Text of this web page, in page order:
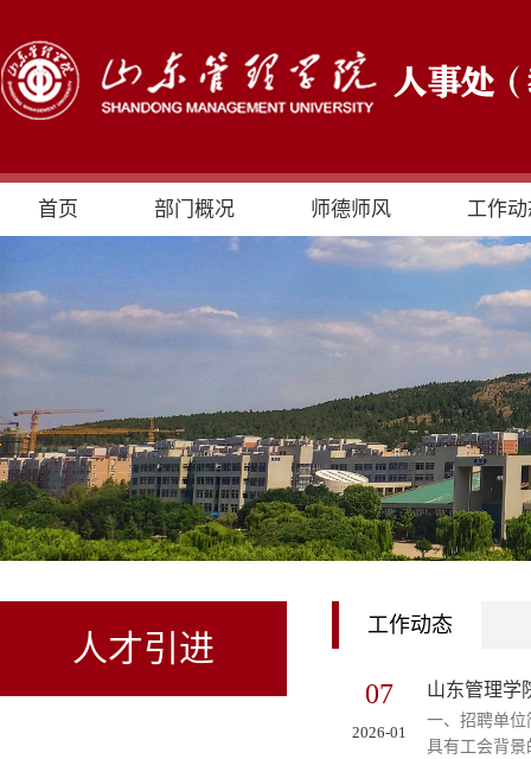
首页 部门概况 师德师风 工作
人才引进
工作动态
07
2026-01
山东管理学
一、招聘单
具有工会背